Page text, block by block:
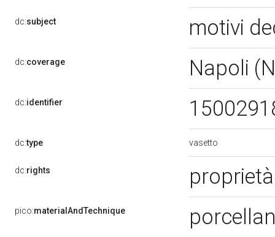
dc:subject motivi
dc:coverage Napoli
dc:identifier
dc:type vasetto
dc:rights
pico:materialAndTechnique